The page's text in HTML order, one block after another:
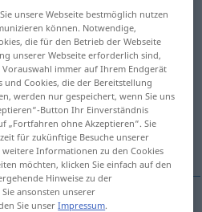
>
anklicken/antippen)
unsere Webseite bestmöglich nutzen
können. Notwendige,
die für den Betrieb der Webseite
unserer Webseite erforderlich sind,
immer auf Ihrem Endgerät
Cookies, die der Bereitstellung
werden nur gespeichert, wenn Sie uns
Button Ihr Einverständnis
„Fortfahren ohne Akzeptieren“. Sie
für zukünftige Besuche unserer
Informationen zu den Cookies
möchten, klicken Sie einfach auf den
Hinweise zu der
ansonsten unserer
Sie unserImpressum.